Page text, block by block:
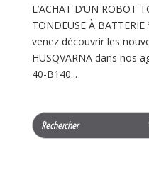
L’ACHAT D’UN ROBOT
TONDEUSE À
venez découvrir les
HUSQVARNA dans nos
40-B140...
Search
for: